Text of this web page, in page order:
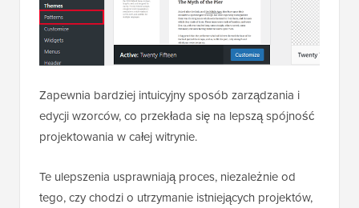
Zapewnia bardziej intuicyjny sposób zarządzania i
edycji wzorców, co przekłada się na lepszą spójność
projektowania w całej witrynie.
Te ulepszenia usprawniają proces, niezależnie od
tego, czy chodzi o utrzymanie istniejących projektów,